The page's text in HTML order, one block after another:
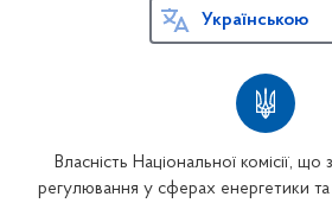
Власність Національної комісії,
регулювання у сферах енергетики
Українською